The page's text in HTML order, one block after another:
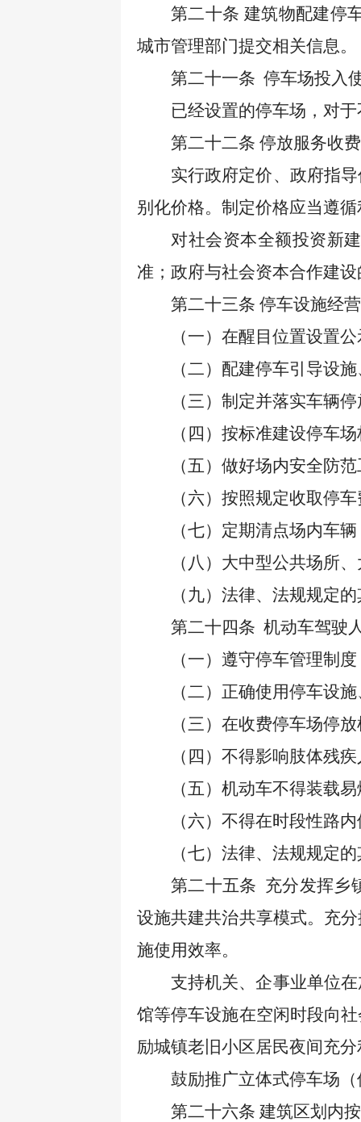
第二十条 建筑物配建停
城市管理部门提交相关信息。
第二十一条 停车场投入
已经设置的停车场，对
第二十二条 停放服务收
实行政府定价、政府指
别化价格。制定价格应当遵
对社会资本全额投资新
准；政府与社会资本合作建
第二十三条 停车设施经
（一）在醒目位置设置
（二）配建停车引导设
（三）制定并落实车辆
（四）按标准建设停车
（五）做好场内安全防
（六）按照规定收取停
（七）定期清点场内车
（八）大中型公共场所
（九）法律、法规规定
第二十四条 机动车驾驶
（一）遵守停车管理制
（二）正确使用停车设
（三）在收费停车场停
（四）不得影响肢体残
（五）机动车不得装载
（六）不得在时段性路
（七）法律、法规规定
第二十五条 充分发挥乡
设施共建共治共享模式。充
施使用效率。
支持机关、企事业单位
馆等停车设施在空闲时段向
励城镇老旧小区居民夜间充
鼓励推广立体式停车场
第二十六条 建筑区划内